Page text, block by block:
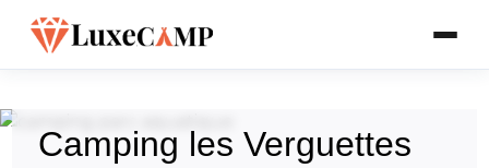
Camping les Verguettes